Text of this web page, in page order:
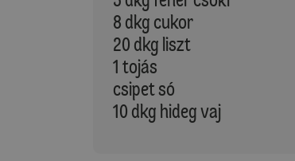
8 dkg cukor
20 dkg liszt
1 tojás
csipet só
10 dkg hideg vaj